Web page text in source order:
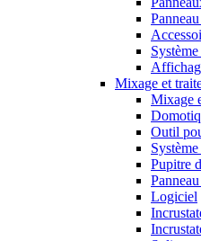
Mixage et
Mixage
Outil
Pupitre
Logiciel